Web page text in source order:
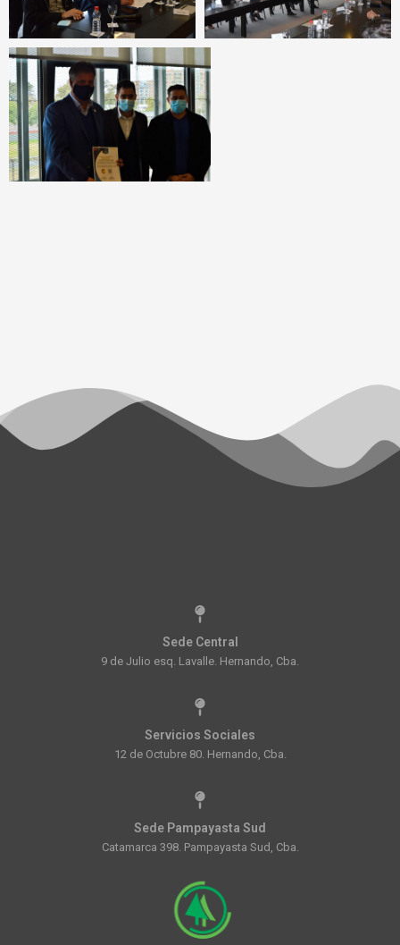
Sede Central
9 de Julio esq. Lavalle. Hernando, Cba.
Servicios Sociales
12 de Octubre 80. Hernando, Cba.
Sede Pampayasta Sud
Catamarca 398. Pampayasta Sud, Cba.